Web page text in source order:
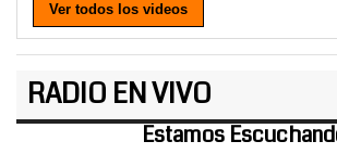
Ver todos los videos
RADIO EN VIVO
Estamos